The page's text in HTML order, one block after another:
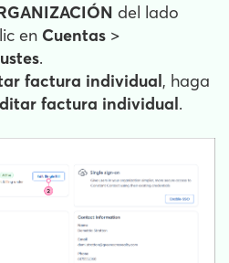
del lado
en Cuentas >
.
factura individual, haga
factura individual.